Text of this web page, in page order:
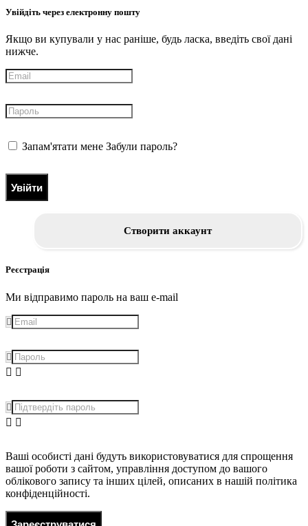
Увійдіть через електронну пошту
Якщо ви купували у нас раніше, будь ласка, введіть свої дані
нижче.
Запам'ятати мене Забули пароль?
Увійти
Створити аккаунт
Реєстрація
Ми відправимо пароль на ваш e-mail
Ваші особисті дані будуть використовуватися для спрощення
вашої роботи з сайтом, управління доступом до вашого
облікового запису та інших цілей, описаних в нашій політика
конфіденційності.